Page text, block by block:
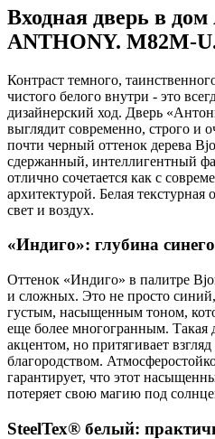
Входная дверь в
ANTHONY. M82M-
Контраст темного,
чистого белого внутри - это
дизайнерский ход. Дверь
выглядит современно, строго и
почти черный оттенок дерева
сдержанный, интеллигентный
отлично сочетается как с
архитектурой. Белая текстурная
свет и воздух.
«Индиго»: глубина синего
Оттенок «Индиго» в палитре
и сложных. Это не просто
густым, насыщенным тоном,
еще более многогранным. Такая
акцентом, но притягивает
благородством.
гарантирует, что этот
потеряет свою магию под
SteelTex® белый: